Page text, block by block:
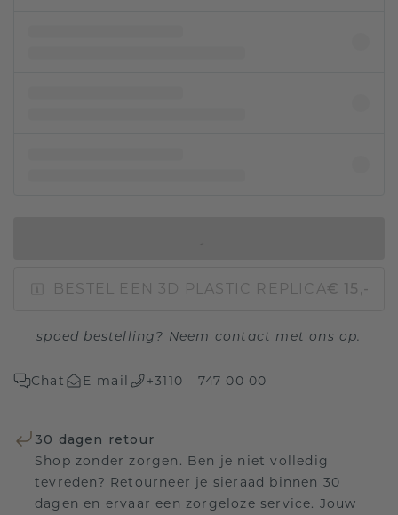
BESTEL EEN 3D PLASTIC REPLICA€ 15,-
spoed bestelling? Neem contact met ons op.
Chat E-mail +3110 - 747 00 00
30 dagen retour
Shop zonder zorgen. Ben je niet volledig
tevreden? Retourneer je sieraad binnen 30
dagen en ervaar een zorgeloze service. Jouw